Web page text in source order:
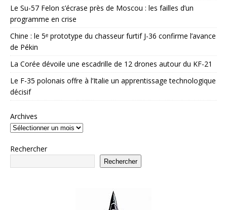
Le Su-57 Felon s’écrase près de Moscou : les failles d’un
programme en crise
Chine : le 5ᵉ prototype du chasseur furtif J-36 confirme l’avance
de Pékin
La Corée dévoile une escadrille de 12 drones autour du KF-21
Le F-35 polonais offre à l’Italie un apprentissage technologique
décisif
Archives
Rechercher
Rechercher